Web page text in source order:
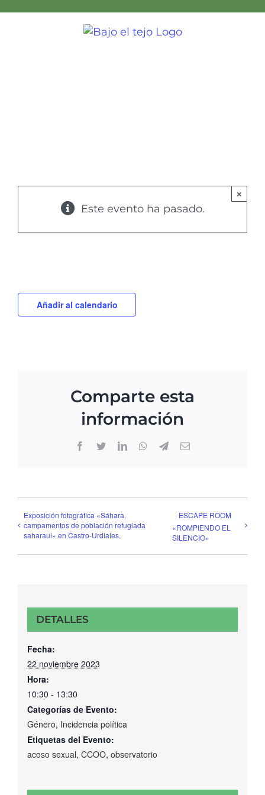
×
Este evento ha pasado.
Añadir al calendario
Comparte esta
información
Facebook
TwitterLinkedInWhatsApp
TelegramEmail
Exposición fotográfica «Sáhara,
campamentos de población refugiada
saharaui» en Castro-Urdiales.
ESCAPE ROOM
«ROMPIENDO EL
SILENCIO»
DETALLES
Fecha:
22 noviembre 2023
Hora:
10:30 - 13:30
Categorías de Evento:
Género, Incidencia política
Etiquetas del Evento:
acoso sexual, CCOO, observatorio